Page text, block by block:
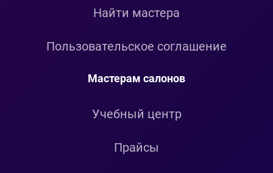
Найти мастера
Пользовательское соглашение
Мастерам салонов
Учебный центр
Прайсы